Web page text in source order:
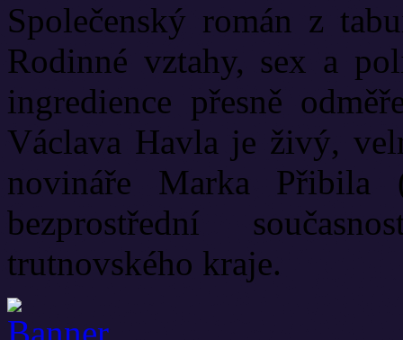
Společenský román z
Rodinné vztahy, sex a
ingredience přesně
Václava Havla je živý,
novináře Marka Přibila
bezprostřední
trutnovského kraje.